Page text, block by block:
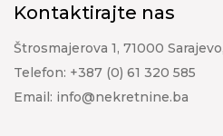
Kontaktirajte nas
Štrosmajerova 1, 71000
Telefon: +387 (0) 61 320 585
Email: info@nekretnine.ba